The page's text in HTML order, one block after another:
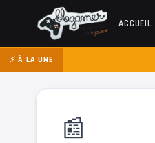
ACCUEIL
⚡ À LA UNE
📰